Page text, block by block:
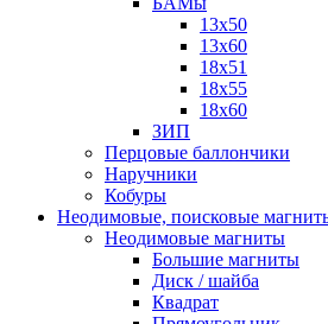
13х50
13х60
18х51
18х55
18х60
ЗИП
Перцовые баллончики
Наручники
Кобуры
Неодимовые, поисковые
Неодимовые магниты
Большие магниты
Диск / шайба
Квадрат